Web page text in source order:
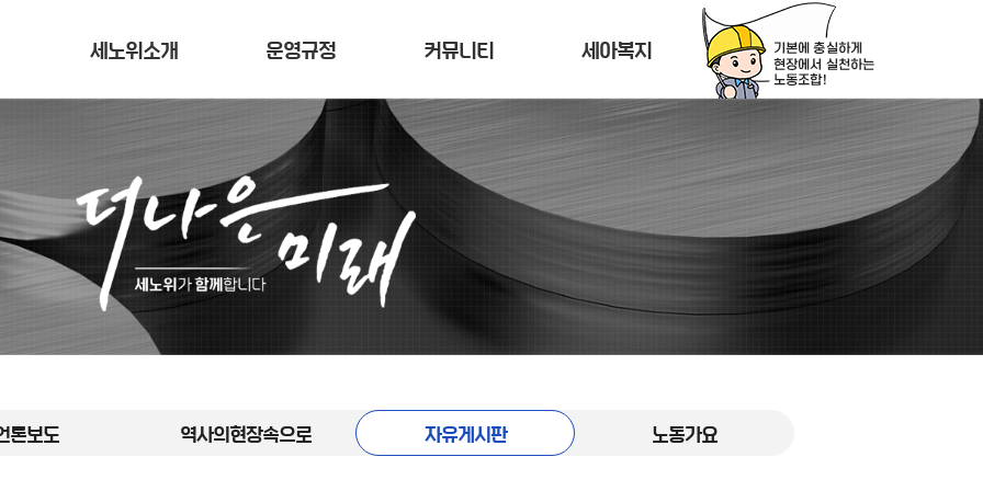
세노위소개 운영규정 커뮤니티 세아복지
론보도 역사의현장속으로 자유게시판 노동가요